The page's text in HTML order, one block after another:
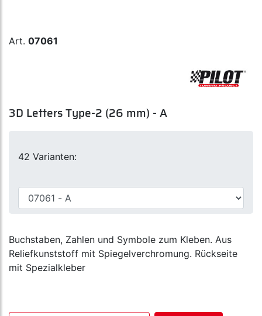
Art. 07061
3D Letters Type-2 (26 mm) - A
42 Varianten:
Buchstaben, Zahlen und Symbole zum Kleben. Aus
Reliefkunststoff mit Spiegelverchromung. Rückseite
mit Spezialkleber